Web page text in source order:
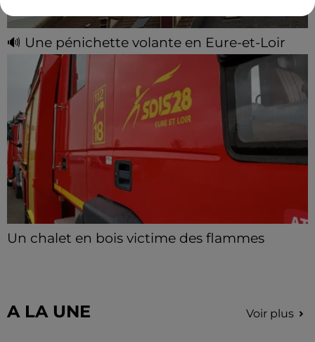
🔊 Une pénichette volante en Eure-et-Loir
Les riverains de la Bourdinière Saint Loup ont pu
observer un drôle d'oiseau, jeudi 06 août, en milieu
de matinée. Une pénichette non pas sur l'eau mais
dans...
Un chalet en bois victime des flammes
A LA UNE Voir plus